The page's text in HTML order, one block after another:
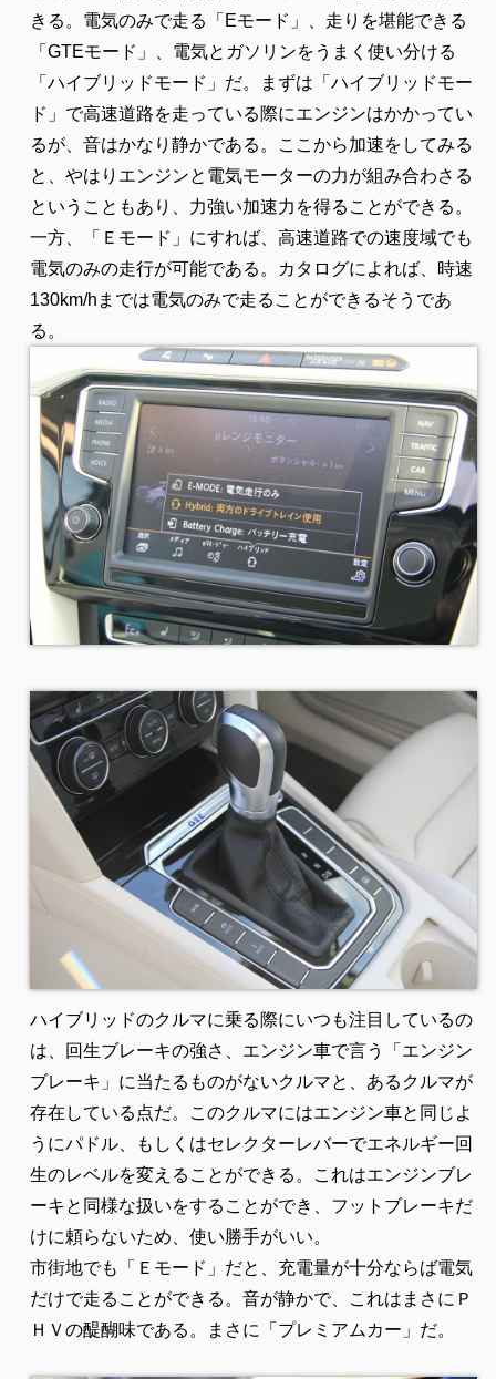
きる。電気のみで走る「Eモード」、走りを堪能できる
「GTEモード」、電気とガソリンをうまく使い分ける
「ハイブリッドモード」だ。まずは「ハイブリッドモー
ド」で高速道路を走っている際にエンジンはかかってい
るが、音はかなり静かである。ここから加速をしてみる
と、やはりエンジンと電気モーターの力が組み合わさる
ということもあり、力強い加速力を得ることができる。
一方、「Ｅモード」にすれば、高速道路での速度域でも
電気のみの走行が可能である。カタログによれば、時速
130km/hまでは電気のみで走ることができるそうであ
る。
ハイブリッドのクルマに乗る際にいつも注目しているの
は、回生ブレーキの強さ、エンジン車で言う「エンジン
ブレーキ」に当たるものがないクルマと、あるクルマが
存在している点だ。このクルマにはエンジン車と同じよ
うにパドル、もしくはセレクターレバーでエネルギー回
生のレベルを変えることができる。これはエンジンブレ
ーキと同様な扱いをすることができ、フットブレーキだ
けに頼らないため、使い勝手がいい。
市街地でも「Ｅモード」だと、充電量が十分ならば電気
だけで走ることができる。音が静かで、これはまさにＰ
ＨＶの醍醐味である。まさに「プレミアムカー」だ。